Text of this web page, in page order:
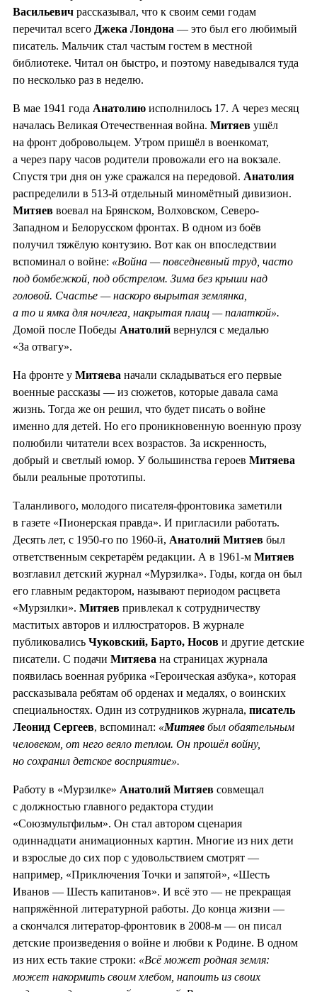
Васильевич рассказывал, что к своим семи годам
перечитал всего Джека Лондона — это был его любимый
писатель. Мальчик стал частым гостем в местной
библиотеке. Читал он быстро, и поэтому наведывался туда
по несколько раз в неделю.
В мае 1941 года Анатолию исполнилось 17. А через месяц
началась Великая Отечественная война. Митяев ушёл
на фронт добровольцем. Утром пришёл в военкомат,
а через пару часов родители провожали его на вокзале.
Спустя три дня он уже сражался на передовой. Анатолия
распределили в 513-й отдельный миномётный дивизион.
Митяев воевал на Брянском, Волховском, Северо-
Западном и Белорусском фронтах. В одном из боёв
получил тяжёлую контузию. Вот как он впоследствии
вспоминал о войне: «Война — повседневный труд, часто
под бомбежкой, под обстрелом. Зима без крыши над
головой. Счастье — наскоро вырытая землянка,
а то и ямка для ночлега, накрытая плащ — палаткой».
Домой после Победы Анатолий вернулся с медалью
«За отвагу».
На фронте у Митяева начали складываться его первые
военные рассказы — из сюжетов, которые давала сама
жизнь. Тогда же он решил, что будет писать о войне
именно для детей. Но его проникновенную военную прозу
полюбили читатели всех возрастов. За искренность,
добрый и светлый юмор. У большинства героев Митяева
были реальные прототипы.
Таланливого, молодого писателя-фронтовика заметили
в газете «Пионерская правда». И пригласили работать.
Десять лет, с 1950-го по 1960-й, Анатолий Митяев был
ответственным секретарём редакции. А в 1961-м Митяев
возглавил детский журнал «Мурзилка». Годы, когда он был
его главным редактором, называют периодом расцвета
«Мурзилки». Митяев привлекал к сотрудничеству
маститых авторов и иллюстраторов. В журнале
публиковались Чуковский, Барто, Носов и другие детские
писатели. С подачи Митяева на страницах журнала
появилась военная рубрика «Героическая азбука», которая
рассказывала ребятам об орденах и медалях, о воинских
специальностях. Один из сотрудников журнала, писатель
Леонид Сергеев, вспоминал: «Митяев был обаятельным
человеком, от него веяло теплом. Он прошёл войну,
но сохранил детское восприятие».
Работу в «Мурзилке» Анатолий Митяев совмещал
с должностью главного редактора студии
«Союзмультфильм». Он стал автором сценария
одиннадцати анимационных картин. Многие из них дети
и взрослые до сих пор с удовольствием смотрят —
например, «Приключения Точки и запятой», «Шесть
Иванов — Шесть капитанов». И всё это — не прекращая
напряжённой литературной работы. До конца жизни —
а скончался литератор-фронтовик в 2008-м — он писал
детские произведения о войне и любви к Родине. В одном
из них есть такие строки: «Всё может родная земля:
может накормить своим хлебом, напоить из своих